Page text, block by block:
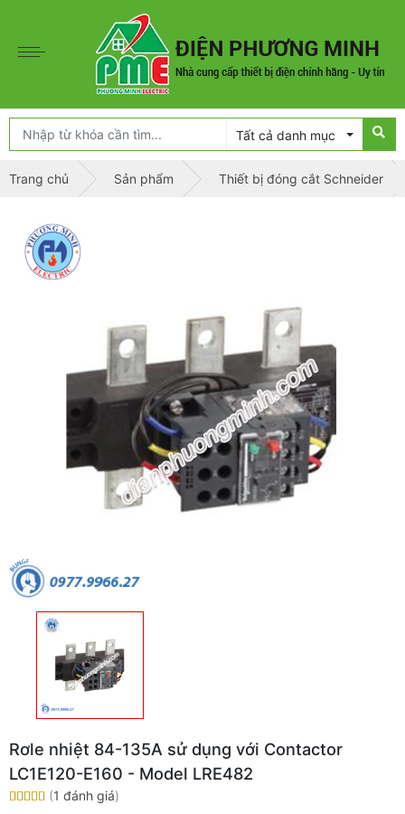
Tất cả danh mục
Trang chủ Sản phẩm Thiết bị đóng cắt Schneider
Rơle nhiệt 84-135A sử dụng với Contactor
LC1E120-E160 - Model LRE482
(1 đánh giá)